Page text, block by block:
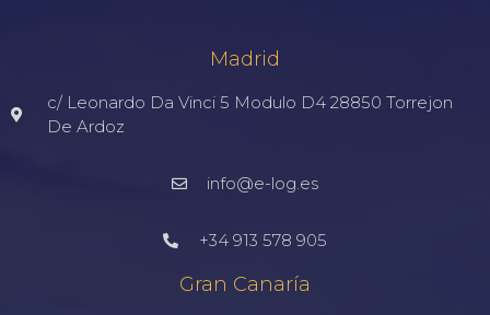
Madrid
c/ Leonardo Da Vinci 5 Modulo D4 28850 Torrejon
De Ardoz
info@e-log.es
+34 913 578 905
Gran Canaría